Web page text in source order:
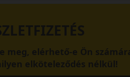
meg, elérhető-e Ön
elköteleződés nélkül!